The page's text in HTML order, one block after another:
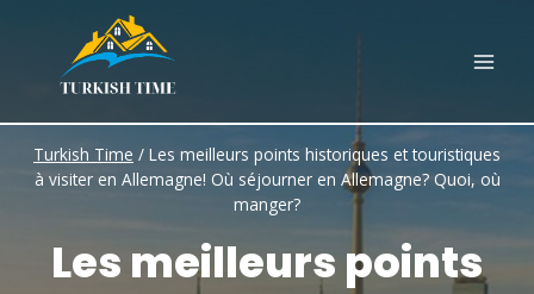
content
Turkish Time / Les meilleurs points historiques et touristiques
à visiter en Allemagne! Où séjourner en Allemagne? Quoi, où
manger?
Les meilleurs points